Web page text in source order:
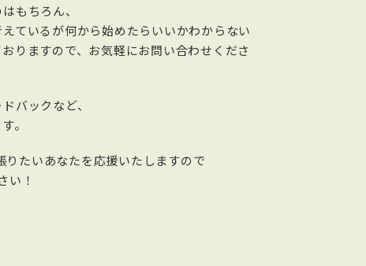
もちろん、
ているが何から始めたらいいかわからない
りますので、お気軽にお問い合わせくださ
バックなど、
。
たいあなたを応援いたしますので
い！